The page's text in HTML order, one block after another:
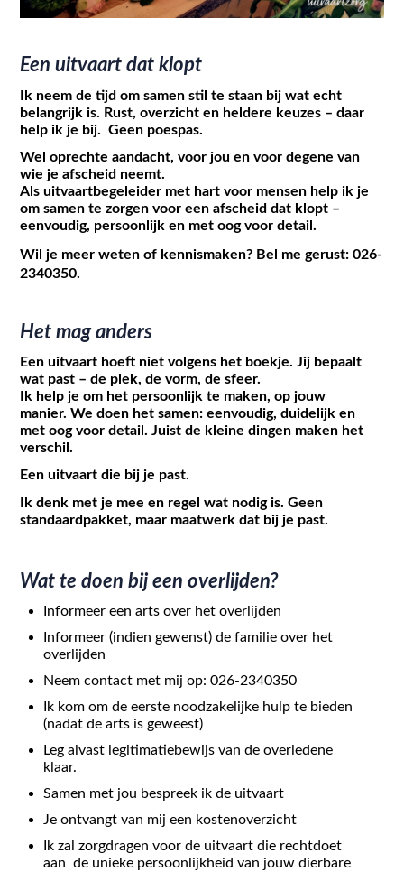
Een uitvaart dat klopt
Ik neem de tijd om samen stil te staan bij wat echt
belangrijk is. Rust, overzicht en heldere keuzes – daar
help ik je bij. Geen poespas.
Wel oprechte aandacht, voor jou en voor degene van
wie je afscheid neemt.
Als uitvaartbegeleider met hart voor mensen help ik je
om samen te zorgen voor een afscheid dat klopt –
eenvoudig, persoonlijk en met oog voor detail.
Wil je meer weten of kennismaken? Bel me gerust:026-
2340350.
Het mag anders
Een uitvaart hoeft niet volgens het boekje. Jij bepaalt
wat past – de plek, de vorm, de sfeer.
Ik help je om het persoonlijk te maken, op jouw
manier. We doen het samen: eenvoudig, duidelijk en
met oog voor detail. Juist de kleine dingen maken het
verschil.
Een uitvaart die bij je past.
Ik denk met je mee en regel wat nodig is. Geen
standaardpakket, maar maatwerk dat bij je past.
Wat te doen bij een overlijden?
Informeer een arts over het overlijden
Informeer (indien gewenst) de familie over het
overlijden
Neem contact met mij op: 026-2340350
Ik kom om de eerste noodzakelijke hulp te bieden
(nadat de arts is geweest)
Leg alvast legitimatiebewijs van de overledene
klaar.
Samen met jou bespreek ik de uitvaart
Je ontvangt van mij een kostenoverzicht
Ik zal zorgdragen voor de uitvaart die rechtdoet
aan de unieke persoonlijkheid van jouw dierbare